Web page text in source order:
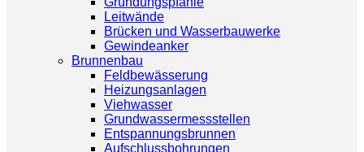
Leitwände
Brücken und Wasserbauwerke
Gewindeanker
Brunnenbau
Feldbewässerung
Heizungsanlagen
Viehwasser
Grundwassermessstellen
Entspannungsbrunnen
Aufschlussbohrungen